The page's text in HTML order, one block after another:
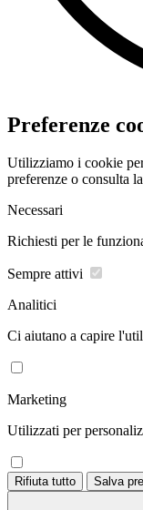
Preferenze
Utilizziamo i cookie
preferenze o consulta la
Necessari
Richiesti per le
Sempre attivi
Analitici
Ci aiutano a capire
Marketing
Utilizzati per
Rifiuta tutto Salva